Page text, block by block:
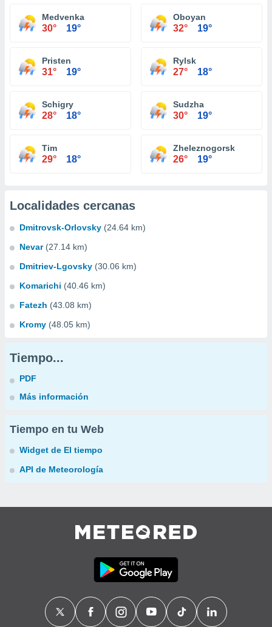
Medvenka
30° 19°
Oboyan
32° 19°
Pristen
31° 19°
Rylsk
27° 18°
Schigry
28° 18°
Sudzha
30° 19°
Tim
29° 18°
Zheleznogorsk
26° 19°
Localidades cercanas
Dmitrovsk-Orlovsky (24.64 km)
Nevar (27.14 km)
Dmitriev-Lgovsky (30.06 km)
Komarichi (40.46 km)
Fatezh (43.08 km)
Kromy (48.05 km)
Tiempo...
PDF
Más información
Tiempo en tu Web
Widget de El tiempo
API de Meteorología